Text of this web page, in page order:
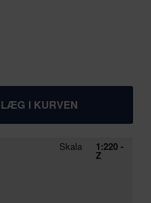
Skala 1:220 -
Z